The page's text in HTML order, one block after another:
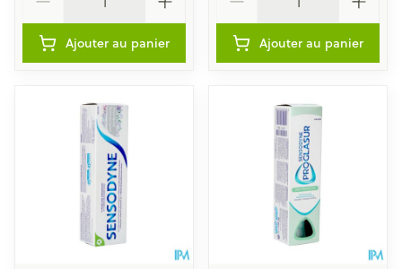
Ajouter au panier Ajouter au panier